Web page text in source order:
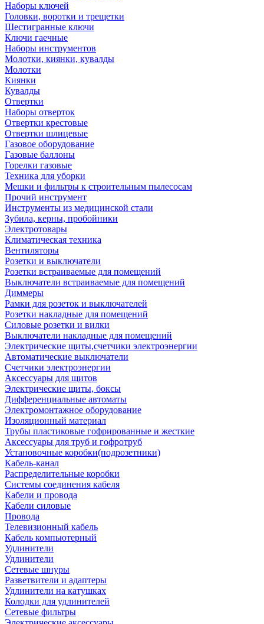
Наборы ключей
Головки, воротки и трещетки
Шестигранные ключи
Ключи гаечные
Наборы инструментов
Молотки, киянки, кувалды
Молотки
Киянки
Кувалды
Отвертки
Наборы отверток
Отвертки крестовые
Отвертки шлицевые
Газовое оборудование
Газовые баллоны
Горелки газовые
Техника для уборки
Мешки и фильтры к строительным пылесосам
Прочий инструмент
Инструменты из медицинской стали
Зубила, керны, пробойники
Электротовары
Климатическая техника
Вентиляторы
Розетки и выключатели
Розетки встраиваемые для помещений
Выключатели встраиваемые для помещений
Диммеры
Рамки для розеток и выключателей
Розетки накладные для помещений
Силовые розетки и вилки
Выключатели накладные для помещений
Электрические щиты,счетчики электроэнергии
Автоматические выключатели
Счетчики электроэнергии
Аксессуары для щитов
Электрические щиты, боксы
Дифференциальные автоматы
Электромонтажное оборудование
Изоляционный материал
Трубы пластиковые гофрированные и жесткие
Аксессуары для труб и гофротруб
Установочные коробки(подрозетники)
Кабель-канал
Распределительные коробки
Системы соединения кабеля
Кабели и провода
Кабели силовые
Провода
Телевизионный кабель
Кабель компьютерный
Удлинители
Удлинители
Сетевые шнуры
Разветвители и адаптеры
Удлинители на катушках
Колодки для удлинителей
Сетевые фильтры